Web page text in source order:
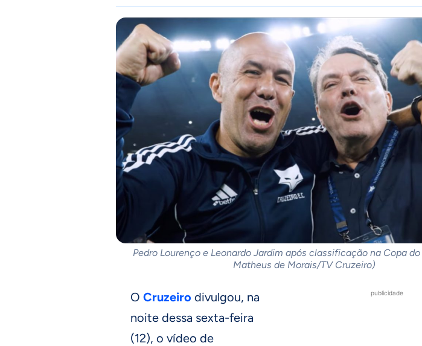
Pedro Lourenço e Leonardo Jardim após classificação na Copa
Matheus de Morais/TV Cruzeiro)
publicidade
O Cruzeiro divulgou, na
noite dessa sexta-feira
(12), o vídeo de